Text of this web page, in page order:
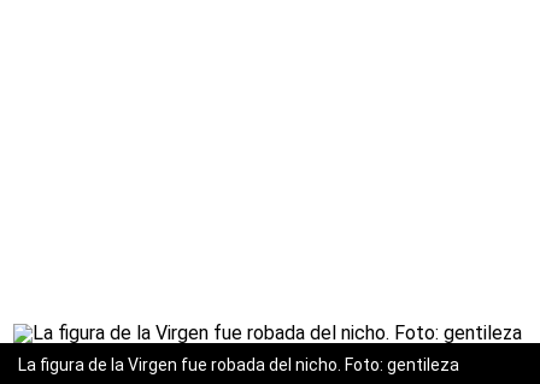
La figura de la Virgen fue robada del nicho. Foto: gentileza